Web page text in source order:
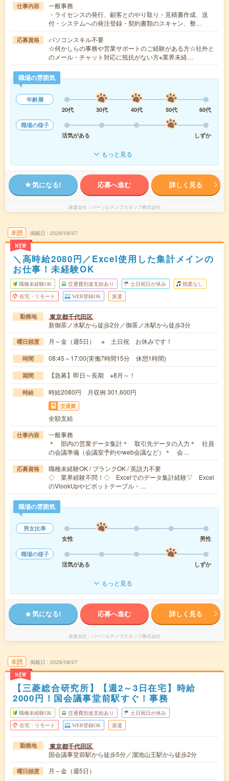
仕事内容
一般事務
・ライセンスの発行、顧客とのやり取り・見積書作成、送
付・システムへの発注登録・契約書類のスキャン、整…
応募資格
パソコンスキル不要
☆何かしらの事務や営業サポートのご経験がある方☆社外と
のメール・チャット対応に抵抗がない方※業界未経…
職場の雰囲気
年齢層
20代
30代 40代 50代
60代
職場の様子
活気がある
しずか
もっと見る
気になる! 応募へ進む 詳しく見る
派遣会社 パーソルテンプスタッフ株式会社
未読
NEW
掲載日 2026/08/07
＼高時給2080円／Excel使用した集計メインの
お仕事！未経験OK
職種未経験OK 交通費別途支給あり 土日祝日が休み 残業なし
在宅・リモート WEB登録OK 派遣
勤務地 東京都千代田区
新御茶ノ水駅から徒歩2分／御茶ノ水駅から徒歩3分
曜日頻度 月～金（週5日） ※ 土日祝 お休みです！
時間 08:45～17:00(実働7時間15分 休憩1時間)
期間 【急募】即日～長期 ※8月～！
時給 時給2080円 月収例 301,600円
交通費
全額支給
仕事内容
一般事務
＊ 部内の営業データ集計＊ 取引先データの入力＊ 社員
の会議準備（会議室予約やweb会議など）＊ 会…
応募資格
職種未経験OK / ブランクOK / 英語力不要
◇ 業界経験不問！◇ Excelでのデータ集計経験▽ Excel
のVlookUpやピボットテーブル・…
職場の雰囲気
男女比率
女性
男性
職場の様子
活気がある
しずか
もっと見る
気になる! 応募へ進む 詳しく見る
派遣会社 パーソルテンプスタッフ株式会社
未読
NEW
掲載日 2026/08/07
【三菱総合研究所】【週2～3日在宅】時給
2000円！国会議事堂前駅すぐ！事務
職種未経験OK 交通費別途支給あり 土日祝日が休み
在宅・リモート WEB登録OK 派遣
勤務地 東京都千代田区
国会議事堂前駅から徒歩5分／溜池山王駅から徒歩2分
曜日頻度 月～金（週5日）